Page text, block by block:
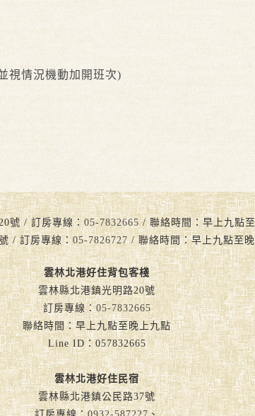
視情況機動加開班次)
號 / 訂房專線：05-7832665/ 聯絡時間：早上九點
/ 訂房專線：05-7826727/ 聯絡時間：早上九點至
雲林北港好住背包客棧
雲林縣北港鎮光明路20號
訂房專線：05-7832665
聯絡時間：早上九點至晚上九點
Line ID：057832665
雲林北港好住民宿
雲林縣北港鎮公民路37號